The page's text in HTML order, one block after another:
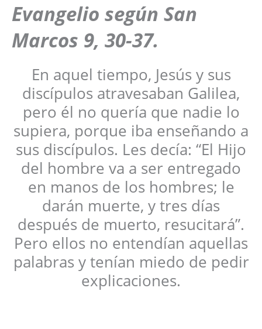
Evangelio según San
Marcos 9, 30-37.
En aquel tiempo, Jesús y sus
discípulos atravesaban Galilea,
pero él no quería que nadie lo
supiera, porque iba enseñando a
sus discípulos. Les decía: “El Hijo
del hombre va a ser entregado
en manos de los hombres; le
darán muerte, y tres días
después de muerto, resucitará”.
Pero ellos no entendían aquellas
palabras y tenían miedo de pedir
explicaciones.